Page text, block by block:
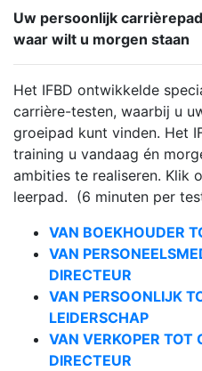
Uw persoonlijk
waar wilt u morgen staan
Het IFBD ontwikkelde
carrière-testen, waarbij u
groeipad kunt vinden. Het
training u vandaag én
ambities te realiseren. Klik
leerpad. (6 minuten per
VAN BOEKHOUDER
VAN
DIRECTEUR
VAN PERSOONLIJK
LEIDERSCHAP
VAN VERKOPER TOT
DIRECTEUR